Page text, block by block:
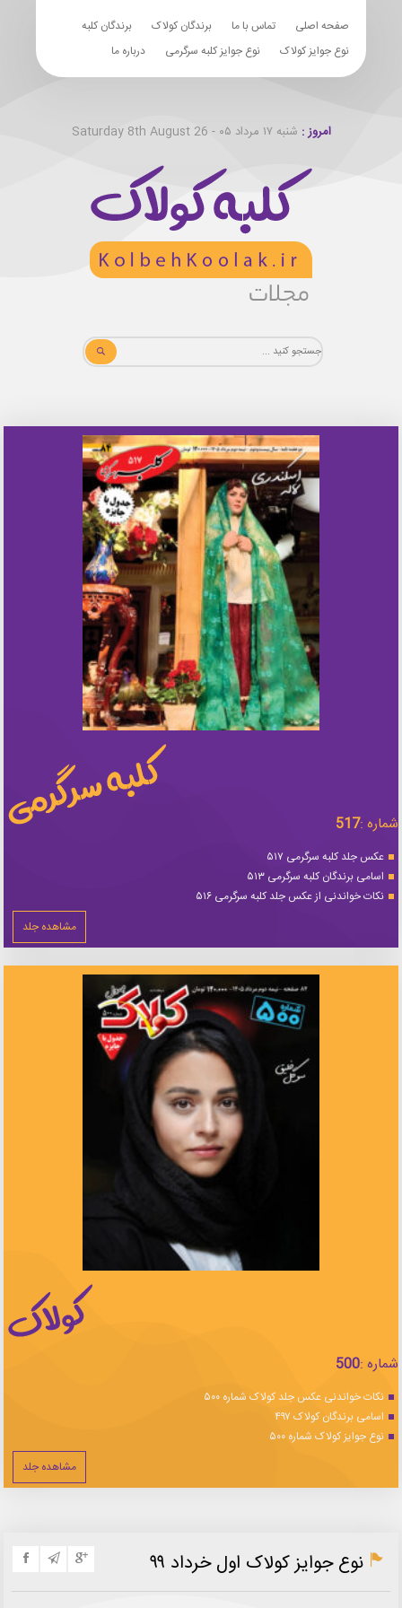
صفحه اصلی تماس با ما برندگان کولاک
برندگان کلبه
نوع جوایز کولاک
نوع جوایز کلبه سرگرمی درباره ما
امروز : شنبه ۱۷ مرداد ۰۵ - Saturday 8th August 26
شماره :517
عکس جلد کلبه سرگرمی ۵۱۷
اسامی برندگان کلبه سرگرمی ۵۱۳
نکات خواندنی از عکس جلد کلبه سرگرمی ۵۱۶
مشاهده جلد
شماره :500
نکات خواندنی عکس جلد کولاک شماره ۵۰۰
اسامی برندگان کولاک ۴۹۷
نوع جوایز کولاک شماره ۵۰۰
مشاهده جلد
نوع جوایز کولاک اول خرداد ۹۹